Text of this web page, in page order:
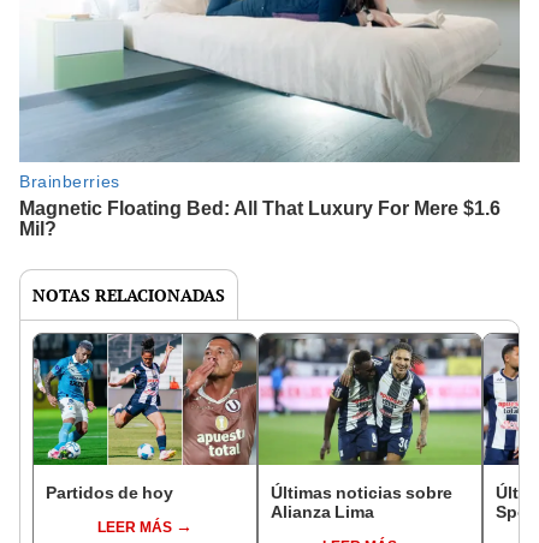
NOTAS RELACIONADAS
Partidos de hoy
LEER MÁS
Últimas noticias sobre
Alianza Lima